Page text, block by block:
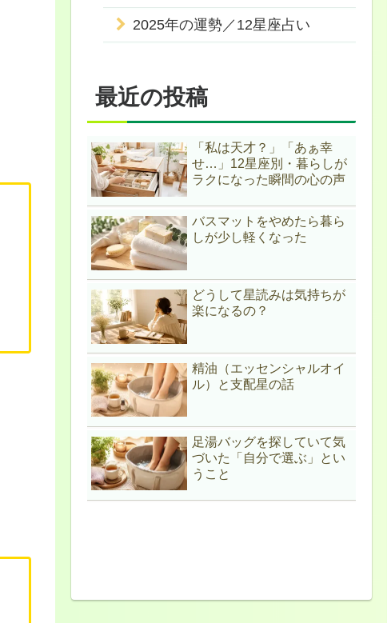
2025年の運勢／12星座占い
最近の投稿
「私は天才？」「あぁ幸
せ…」12星座別・暮らしが
ラクになった瞬間の心の声
バスマットをやめたら暮ら
しが少し軽くなった
どうして星読みは気持ちが
楽になるの？
精油（エッセンシャルオイ
ル）と支配星の話
足湯バッグを探していて気
づいた「自分で選ぶ」とい
うこと